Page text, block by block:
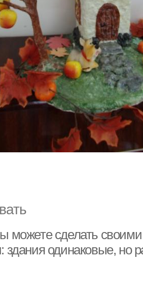
можете сделать
здания одинаковые, но